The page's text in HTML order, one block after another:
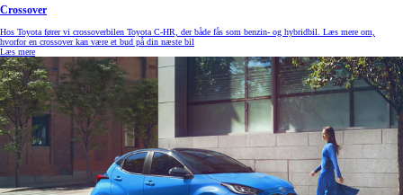
Crossover
Hos Toyota fører vi crossoverbilen Toyota C-HR, der både fås som benzin- og hybridbil. Læs mere om,
hvorfor en crossover kan være et bud på din næste bil
Læs mere